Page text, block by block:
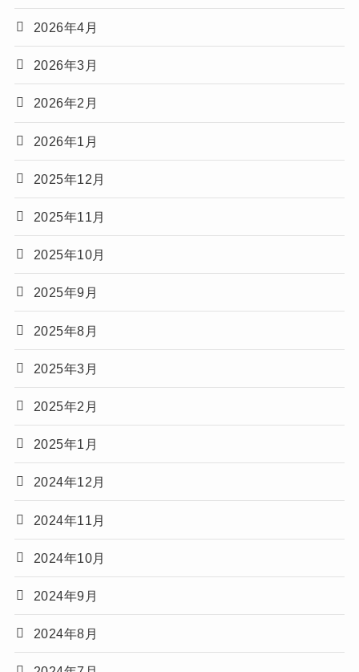
2026年4月
2026年3月
2026年2月
2026年1月
2025年12月
2025年11月
2025年10月
2025年9月
2025年8月
2025年3月
2025年2月
2025年1月
2024年12月
2024年11月
2024年10月
2024年9月
2024年8月